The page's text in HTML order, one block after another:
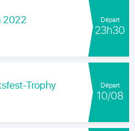
2022 Départ
23h30
Trophy Départ
10/08